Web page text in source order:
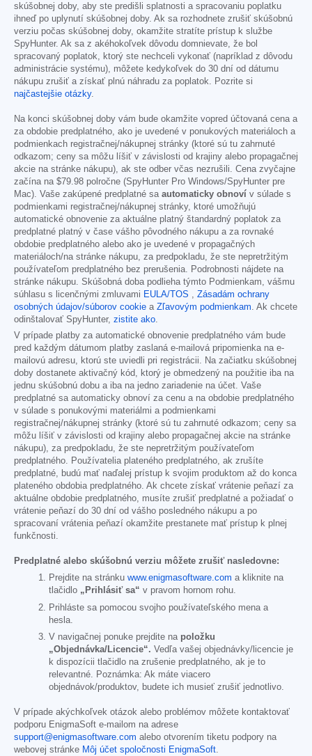
skúšobnej doby, aby ste predišli splatnosti a spracovaniu poplatku
ihneď po uplynutí skúšobnej doby. Ak sa rozhodnete zrušiť skúšobnú
verziu počas skúšobnej doby, okamžite stratíte prístup k službe
SpyHunter. Ak sa z akéhokoľvek dôvodu domnievate, že bol
spracovaný poplatok, ktorý ste nechceli vykonať (napríklad z dôvodu
administrácie systému), môžete kedykoľvek do 30 dní od dátumu
nákupu zrušiť a získať plnú náhradu za poplatok. Pozrite si
najčastejšie otázky.
Na konci skúšobnej doby vám bude okamžite vopred účtovaná cena a
za obdobie predplatného, ako je uvedené v ponukových materiáloch a
podmienkach registračnej/nákupnej stránky (ktoré sú tu zahrnuté
odkazom; ceny sa môžu líšiť v závislosti od krajiny alebo propagačnej
akcie na stránke nákupu), ak ste odber včas nezrušili. Cena zvyčajne
začína na $79.98 polročne (SpyHunter Pro Windows/SpyHunter pre
Mac). Vaše zakúpené predplatné sa automaticky obnoví v súlade s
podmienkami registračnej/nákupnej stránky, ktoré umožňujú
automatické obnovenie za aktuálne platný štandardný poplatok za
predplatné platný v čase vášho pôvodného nákupu a za rovnaké
obdobie predplatného alebo ako je uvedené v propagačných
materiáloch/na stránke nákupu, za predpokladu, že ste nepretržitým
používateľom predplatného bez prerušenia. Podrobnosti nájdete na
stránke nákupu. Skúšobná doba podlieha týmto Podmienkam, vášmu
súhlasu s licenčnými zmluvami EULA/TOS , Zásadám ochrany
osobných údajov/súborov cookie a Zľavovým podmienkam. Ak chcete
odinštalovať SpyHunter, zistite ako.
V prípade platby za automatické obnovenie predplatného vám bude
pred každým dátumom platby zaslaná e-mailová pripomienka na e-
mailovú adresu, ktorú ste uviedli pri registrácii. Na začiatku skúšobnej
doby dostanete aktivačný kód, ktorý je obmedzený na použitie iba na
jednu skúšobnú dobu a iba na jedno zariadenie na účet. Vaše
predplatné sa automaticky obnoví za cenu a na obdobie predplatného
v súlade s ponukovými materiálmi a podmienkami
registračnej/nákupnej stránky (ktoré sú tu zahrnuté odkazom; ceny sa
môžu líšiť v závislosti od krajiny alebo propagačnej akcie na stránke
nákupu), za predpokladu, že ste nepretržitým používateľom
predplatného. Používatelia plateného predplatného, ak zrušíte
predplatné, budú mať naďalej prístup k svojim produktom až do konca
plateného obdobia predplatného. Ak chcete získať vrátenie peňazí za
aktuálne obdobie predplatného, musíte zrušiť predplatné a požiadať o
vrátenie peňazí do 30 dní od vášho posledného nákupu a po
spracovaní vrátenia peňazí okamžite prestanete mať prístup k plnej
funkčnosti.
Predplatné alebo skúšobnú verziu môžete zrušiť nasledovne:
Prejdite na stránku www.enigmasoftware.com a kliknite na
tlačidlo „Prihlásiť sa“ v pravom hornom rohu.
Prihláste sa pomocou svojho používateľského mena a
hesla.
V navigačnej ponuke prejdite na položku
„Objednávka/Licencie“. Vedľa vašej objednávky/licencie je
k dispozícii tlačidlo na zrušenie predplatného, ak je to
relevantné. Poznámka: Ak máte viacero
objednávok/produktov, budete ich musieť zrušiť jednotlivo.
V prípade akýchkoľvek otázok alebo problémov môžete kontaktovať
podporu EnigmaSoft e-mailom na adrese
support@enigmasoftware.com alebo otvorením tiketu podpory na
webovej stránke Môj účet spoločnosti EnigmaSoft.